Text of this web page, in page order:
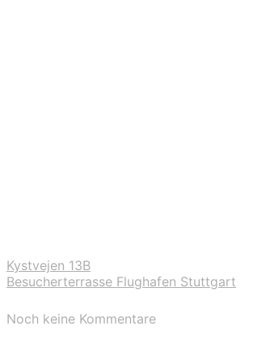
Kystvejen 13B
Besucherterrasse Flughafen Stuttgart
Noch keine Kommentare